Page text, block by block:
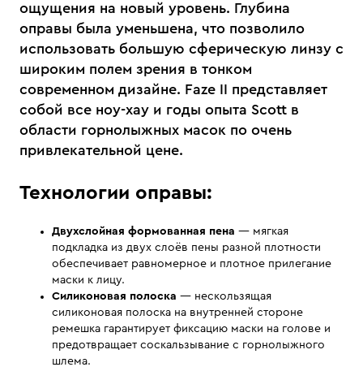
ощущения на новый уровень. Глубина
оправы была уменьшена, что позволило
использовать большую сферическую линзу с
широким полем зрения в тонком
современном дизайне. Faze II представляет
собой все ноу-хау и годы опыта Scott в
области горнолыжных масок по очень
привлекательной цене.
Технологии оправы:
Двухслойная формованная пена — мягкая
подкладка из двух слоёв пены разной плотности
обеспечивает равномерное и плотное прилегание
маски к лицу.
Силиконовая полоска — нескользящая
силиконовая полоска на внутренней стороне
ремешка гарантирует фиксацию маски на голове и
предотвращает соскальзывание с горнолыжного
шлема.